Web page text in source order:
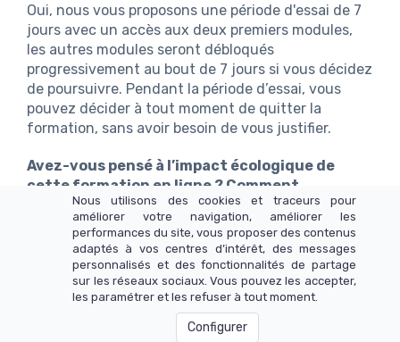
Oui, nous vous proposons une période d'essai de 7
jours avec un accès aux deux premiers modules,
les autres modules seront débloqués
progressivement au bout de 7 jours si vous décidez
de poursuivre. Pendant la période d’essai, vous
pouvez décider à tout moment de quitter la
formation, sans avoir besoin de vous justifier.
Avez-vous pensé à l’impact écologique de
cette formation en ligne ? Comment
intégrez-vous cette dimension ?
Oui, c’est une dimension qui nous semble très
importante, d’autant plus que nous parlons
d’écologie et d’impact de nos actions dans cette
formation ! Nous appliquons les recommandations
de l”ONG The Shift Project.
Nous utilisons des cookies et traceurs pour
améliorer votre navigation, améliorer les
performances du site, vous proposer des contenus
adaptés à vos centres d’intérêt, des messages
personnalisés et des fonctionnalités de partage
sur les réseaux sociaux. Vous pouvez les accepter,
les paramétrer et les refuser à tout moment.
Configurer